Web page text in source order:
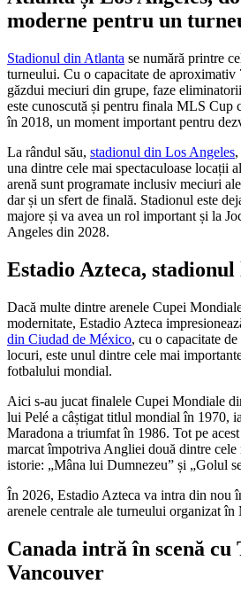
moderne pentru un
Stadionul din Atlanta se numără printre
turneului. Cu o capacitate de aproximativ
găzdui meciuri din grupe, faze
este cunoscută și pentru finala MLS Cup
în 2018, un moment important pentru
La rândul său, stadionul din Los Angeles
una dintre cele mai spectaculoase locații
arenă sunt programate inclusiv meciuri
dar și un sfert de finală. Stadionul este
majore și va avea un rol important și la
Angeles din 2028.
Estadio Azteca,
Dacă multe dintre arenele Cupei
modernitate, Estadio Azteca
din Ciudad de México, cu o capacitate
locuri, este unul dintre cele mai
fotbalului mondial.
Aici s-au jucat finalele Cupei Mondiale
lui Pelé a câștigat titlul mondial în 1970,
Maradona a triumfat în 1986. Tot pe
marcat împotriva Angliei două dintre
istorie: „Mâna lui Dumnezeu” și „Golul
În 2026, Estadio Azteca va intra din nou
arenele centrale ale turneului organizat în
Canada intră în scenă cu
Vancouver